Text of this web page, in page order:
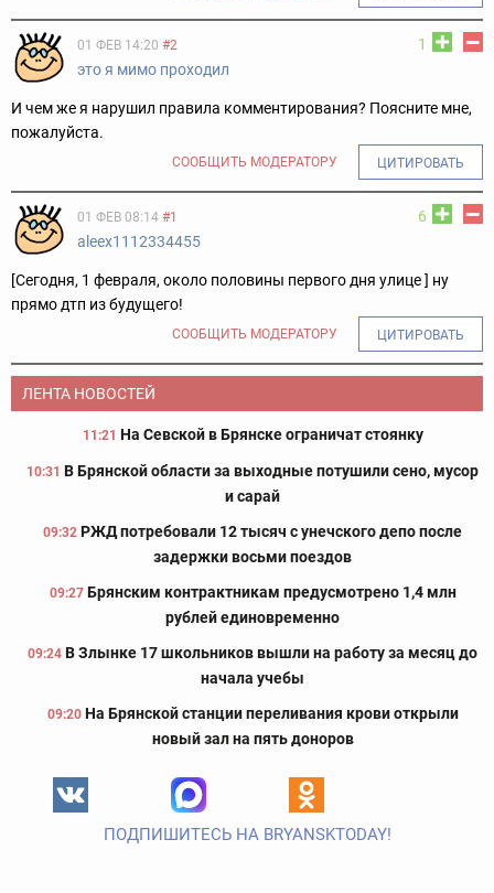
1
01 ФЕВ 14:20 #2
это я мимо проходил
И чем же я нарушил правила комментирования? Поясните мне,
пожалуйста.
СООБЩИТЬ МОДЕРАТОРУ ЦИТИРОВАТЬ
6
01 ФЕВ 08:14 #1
aleex1112334455
[Сегодня, 1 февраля, около половины первого дня улице ] ну
прямо дтп из будущего!
СООБЩИТЬ МОДЕРАТОРУ ЦИТИРОВАТЬ
ЛЕНТА НОВОСТЕЙ
11:21 На Севской в Брянске ограничат стоянку
10:31 В Брянской области за выходные потушили сено, мусор
и сарай
09:32 РЖД потребовали 12 тысяч с унечского депо после
задержки восьми поездов
09:27 Брянским контрактникам предусмотрено 1,4 млн
рублей единовременно
09:24 В Злынке 17 школьников вышли на работу за месяц до
начала учебы
09:20 На Брянской станции переливания крови открыли
новый зал на пять доноров
ПОДПИШИТЕСЬ НА BRYANSKTODAY!